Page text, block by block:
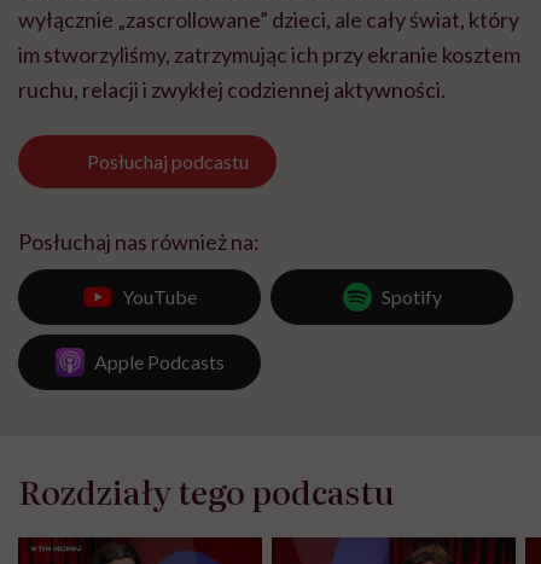
wyłącznie „zascrollowane” dzieci, ale cały świat, który
im stworzyliśmy, zatrzymując ich przy ekranie kosztem
ruchu, relacji i zwykłej codziennej aktywności.
Posłuchaj podcastu
Posłuchaj nas również na:
YouTube Spotify
Apple Podcasts
Rozdziały tego podcastu